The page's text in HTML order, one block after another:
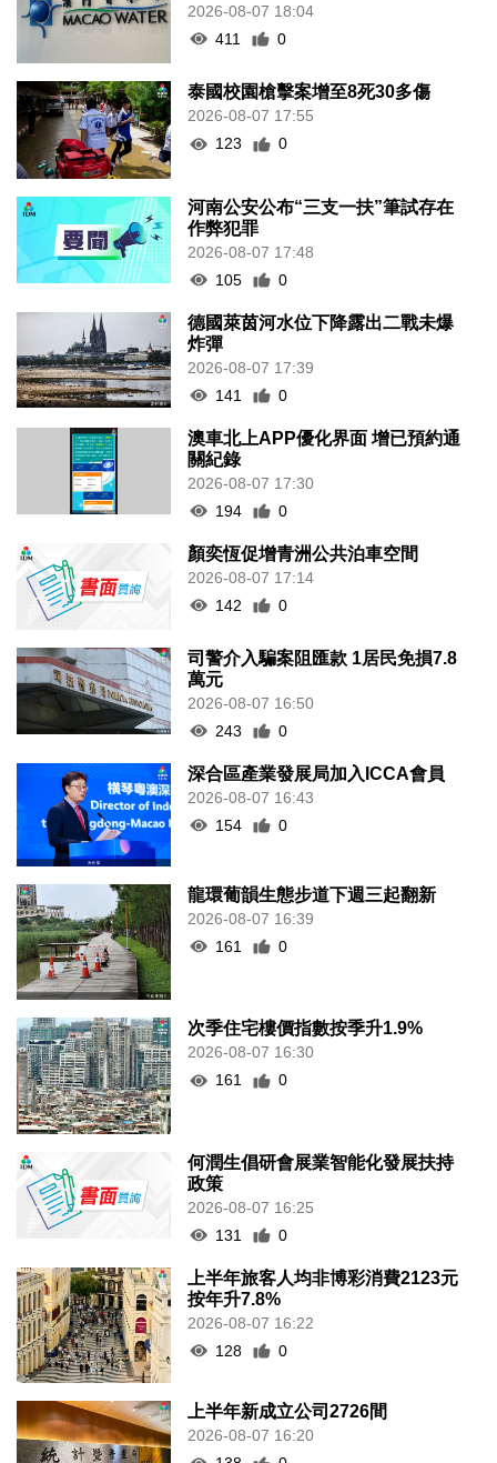
2026-08-07 18:04
411
0
泰國校園槍擊案增至8死30多傷
2026-08-07 17:55
123
0
河南公安公布“三支一扶”筆試存在
作弊犯罪
2026-08-07 17:48
105
0
德國萊茵河水位下降露出二戰未爆
炸彈
2026-08-07 17:39
141
0
澳車北上APP優化界面 增已預約通
關紀錄
2026-08-07 17:30
194
0
顏奕恆促增青洲公共泊車空間
2026-08-07 17:14
142
0
司警介入騙案阻匯款 1居民免損7.8
萬元
2026-08-07 16:50
243
0
深合區產業發展局加入ICCA會員
2026-08-07 16:43
154
0
龍環葡韻生態步道下週三起翻新
2026-08-07 16:39
161
0
次季住宅樓價指數按季升1.9%
2026-08-07 16:30
161
0
何潤生倡研會展業智能化發展扶持
政策
2026-08-07 16:25
131
0
上半年旅客人均非博彩消費2123元
按年升7.8%
2026-08-07 16:22
128
0
上半年新成立公司2726間
2026-08-07 16:20